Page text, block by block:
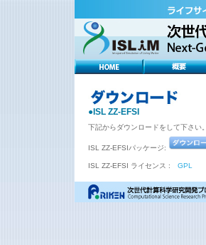
●ISL ZZ-EFSI
下記からダウンロードをして下さい。
ISL ZZ-EFSIパッケージ:
ISL ZZ-EFSI ライセンス : GPL